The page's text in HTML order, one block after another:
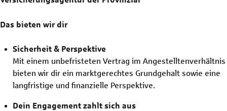
Das bieten wir dir
Sicherheit & Perspektive
Mit einem unbefristeten Vertrag im Angestelltenverhältnis
bieten wir dir ein marktgerechtes Grundgehalt sowie eine
langfristige und finanzielle Perspektive.
Dein Engagement zahlt sich aus